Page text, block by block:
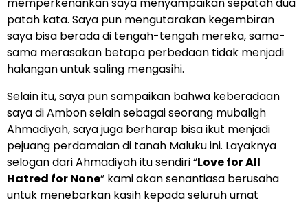
patah kata. Saya pun mengutarakan kegembiran
saya bisa berada di tengah-tengah mereka, sama-
sama merasakan betapa perbedaan tidak menjadi
halangan untuk saling mengasihi.
Selain itu, saya pun sampaikan bahwa keberadaan
saya di Ambon selain sebagai seorang mubaligh
Ahmadiyah, saya juga berharap bisa ikut menjadi
pejuang perdamaian di tanah Maluku ini. Layaknya
selogan dari Ahmadiyah itu sendiri “Love for All
Hatred for None” kami akan senantiasa berusaha
untuk menebarkan kasih kepada seluruh umat